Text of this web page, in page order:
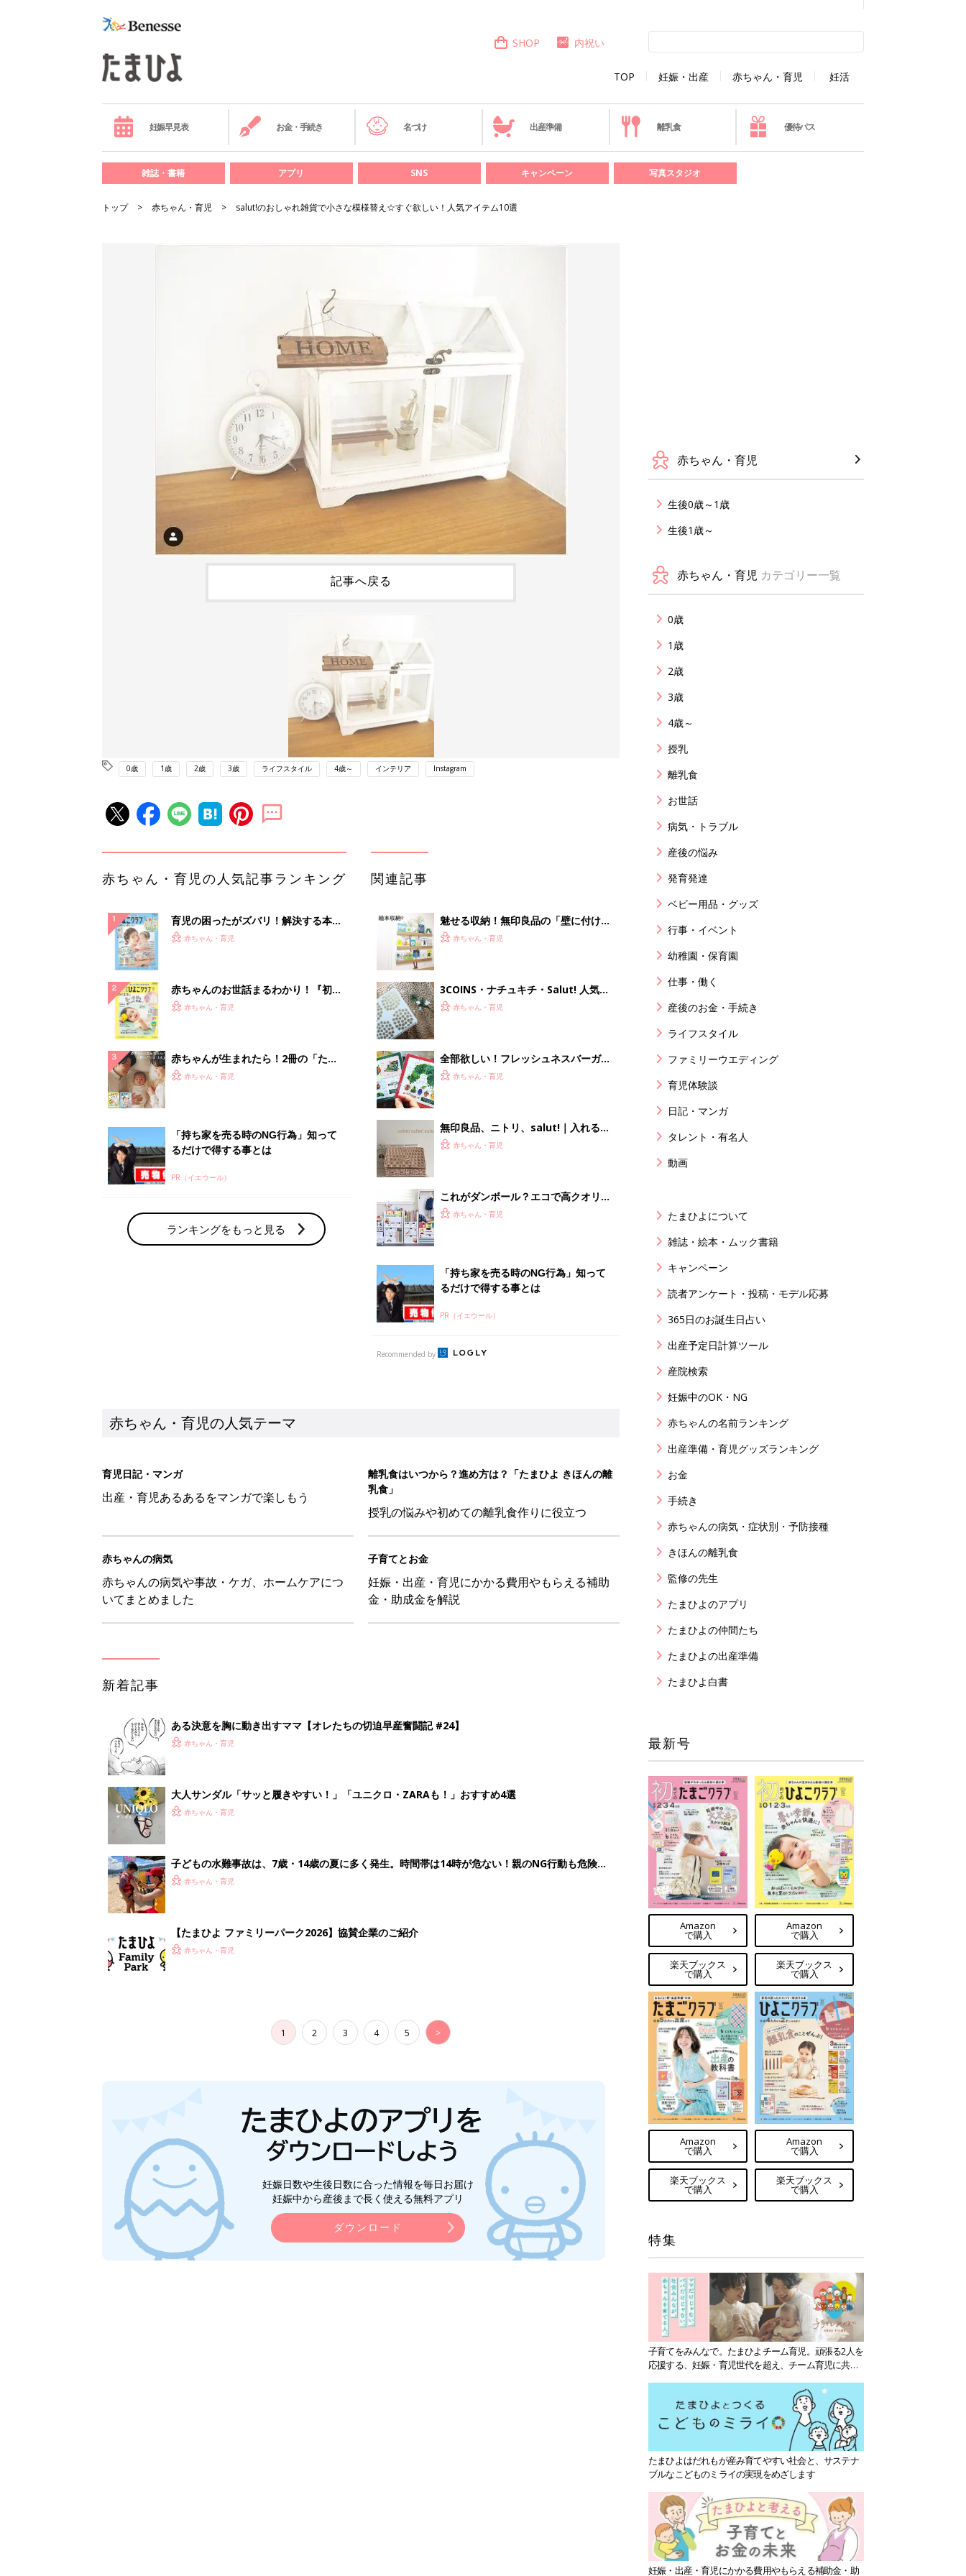
TOP 妊娠・出産 赤ちゃん・育児 妊活
SHOP 内祝い
妊娠早見表 お金・手続き 名づけ 出産準備 離乳食 優待パス
雑誌・書籍 アプリ SNS キャンペーン 写真スタジオ
トップ 赤ちゃん・育児 salut!のおしゃれ雑貨で小さな模様替え☆すぐ欲しい！人気アイテム10選
記事へ戻る
0歳 1歳 2歳 3歳 ライフスタイル 4歳～ インテリア Instagram
赤ちゃん・育児の人気記事ランキング
育児の困ったがズバリ！解決する本
『ひよこクラブ 夏号』 4カ月～2才
赤ちゃん・育児
赤ちゃんのお世話まるわかり！『初め
てのひよこクラブ 夏号』〈巻頭大特
赤ちゃん・育児
赤ちゃんが生まれたら！2冊の「たま
ひよ」
赤ちゃん・育児
「持ち家を売る時のNG行為」知って
るだけで得する事とは
PR（イエウール）
ランキングをもっと見る
関連記事
魅せる収納！無印良品の「壁に付けら
れる家具」活用術
赤ちゃん・育児
3COINS・ナチュキチ・Salut! 人気の
プチプラ雑貨店で“映える”お正月準備
赤ちゃん・育児
全部欲しい！フレッシュネスバーガー
×はらぺこあおむしのコラボがすご
赤ちゃん・育児
無印良品、ニトリ、salut!｜入れるだ
けでなんだかオシャレ！整理収納アド
赤ちゃん・育児
これがダンボール？エコで高クオリテ
ィな“ダンボール家具”
赤ちゃん・育児
「持ち家を売る時のNG行為」知って
るだけで得する事とは
PR（イエウール）
Recommended by
赤ちゃん・育児の人気テーマ
育児日記・マンガ
出産・育児あるあるをマンガで楽しもう
離乳食はいつから？進め方は？「たまひよ きほんの離
乳食」
授乳の悩みや初めての離乳食作りに役立つ
赤ちゃんの病気
赤ちゃんの病気や事故・ケガ、ホームケアにつ
いてまとめました
子育てとお金
妊娠・出産・育児にかかる費用やもらえる補助
金・助成金を解説
新着記事
ある決意を胸に動き出すママ【オレたちの切迫早産奮闘記 #24】
赤ちゃん・育児
大人サンダル「サッと履きやすい！」「ユニクロ・ZARAも！」おすすめ4選
赤ちゃん・育児
子どもの水難事故は、7歳・14歳の夏に多く発生。時間帯は14時が危ない！親のNG行動も危険を
まねく【専門家】
赤ちゃん・育児
【たまひよ ファミリーパーク2026】協賛企業のご紹介
赤ちゃん・育児
1 2 3 4 5 >
妊娠日数や生後日数に合った情報を毎日お届け
妊娠中から産後まで長く使える無料アプリ
ダウンロード
赤ちゃん・育児
生後0歳～1歳
生後1歳～
赤ちゃん・育児 カテゴリー一覧
0歳
1歳
2歳
3歳
4歳～
授乳
離乳食
お世話
病気・トラブル
産後の悩み
発育発達
ベビー用品・グッズ
行事・イベント
幼稚園・保育園
仕事・働く
産後のお金・手続き
ライフスタイル
ファミリーウエディング
育児体験談
日記・マンガ
タレント・有名人
動画
たまひよについて
雑誌・絵本・ムック書籍
キャンペーン
読者アンケート・投稿・モデル応募
365日のお誕生日占い
出産予定日計算ツール
産院検索
妊娠中のOK・NG
赤ちゃんの名前ランキング
出産準備・育児グッズランキング
お金
手続き
赤ちゃんの病気・症状別・予防接種
きほんの離乳食
監修の先生
たまひよのアプリ
たまひよの仲間たち
たまひよの出産準備
たまひよ白書
最新号
Amazon
で購入
楽天ブックス
で購入
Amazon
で購入
楽天ブックス
で購入
Amazon
で購入
楽天ブックス
で購入
Amazon
で購入
楽天ブックス
で購入
特集
子育てをみんなで。たまひよチーム育児。頑張る2人を
応援する、妊娠・育児世代を超え、チーム育児に共感
たまひよはだれもが産み育てやすい社会と、サステナ
ブルなこどものミライの実現をめざします
妊娠・出産・育児にかかる費用やもらえる補助金・助